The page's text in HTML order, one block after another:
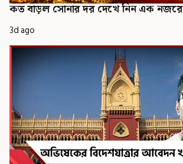
কত বাড়ল সোনার দর দেখে নিন এক নজরে
3d ago